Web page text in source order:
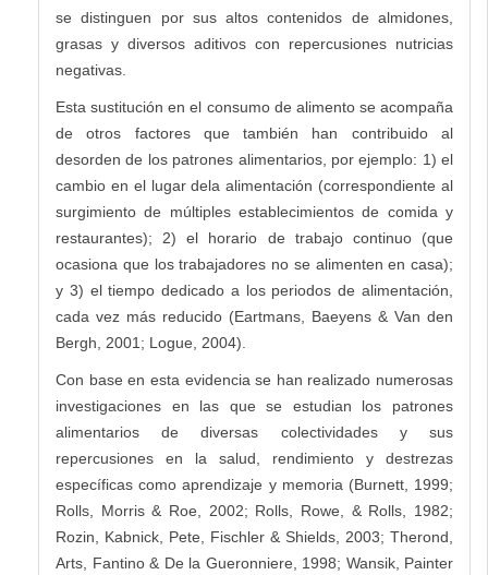
se distinguen por sus altos contenidos de almidones,
grasas y diversos aditivos con repercusiones nutricias
negativas.
Esta sustitución en el consumo de alimento se acompaña
de otros factores que también han contribuido al
desorden de los patrones alimentarios, por ejemplo: 1) el
cambio en el lugar dela alimentación (correspondiente al
surgimiento de múltiples establecimientos de comida y
restaurantes); 2) el horario de trabajo continuo (que
ocasiona que los trabajadores no se alimenten en casa);
y 3) el tiempo dedicado a los periodos de alimentación,
cada vez más reducido (Eartmans, Baeyens & Van den
Bergh, 2001; Logue, 2004).
Con base en esta evidencia se han realizado numerosas
investigaciones en las que se estudian los patrones
alimentarios de diversas colectividades y sus
repercusiones en la salud, rendimiento y destrezas
específicas como aprendizaje y memoria (Burnett, 1999;
Rolls, Morris & Roe, 2002; Rolls, Rowe, & Rolls, 1982;
Rozin, Kabnick, Pete, Fischler & Shields, 2003; Therond,
Arts, Fantino & De la Gueronniere, 1998; Wansik, Painter